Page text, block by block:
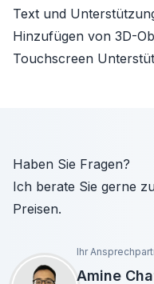
Text und
Hinzufügen von 3D-
Touchscreen
Haben Sie Fragen?
Ich berate Sie gerne
Preisen.
Ihr
Amine